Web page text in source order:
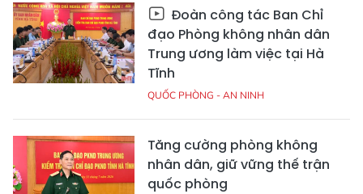
Đoàn công tác Ban Chỉ
đạo Phòng không nhân dân
Trung ương làm việc tại Hà
Tĩnh
QUỐC PHÒNG - AN NINH
Tăng cường phòng không
nhân dân, giữ vững thế trận
quốc phòng